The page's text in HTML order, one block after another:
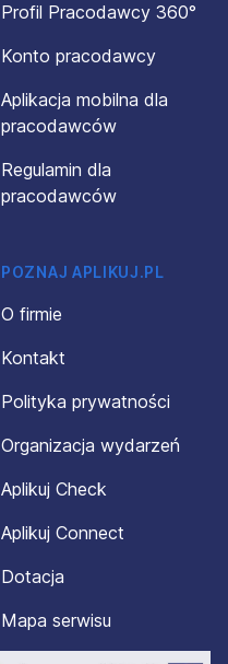
Profil Pracodawcy 360°
Konto pracodawcy
Aplikacja mobilna dla
pracodawców
Regulamin dla
pracodawców
POZNAJ APLIKUJ.PL
O firmie
Kontakt
Polityka prywatności
Organizacja wydarzeń
Aplikuj Check
Aplikuj Connect
Dotacja
Mapa serwisu